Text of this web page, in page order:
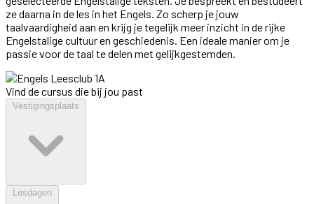
ze daarna in de les in het Engels. Zo scherp je jouw
taalvaardigheid aan en krijg je tegelijk meer inzicht in de rijke
Engelstalige cultuur en geschiedenis. Een ideale manier om je
passie voor de taal te delen met gelijkgestemden.
Vind de cursus die bij jou past
Vestigingsplaats
Lesdagen